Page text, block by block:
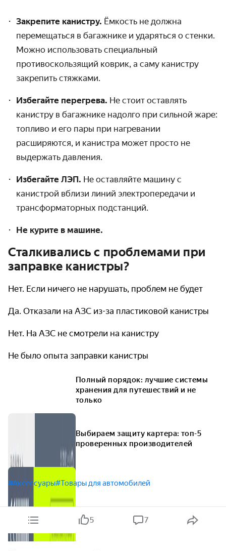
Закрепите канистру. Ёмкость не должна
перемещаться в багажнике и ударяться о стенки.
Можно использовать специальный
противоскользящий коврик, а саму канистру
закрепить стяжками.
Избегайте перегрева. Не стоит оставлять
канистру в багажнике надолго при сильной жаре:
топливо и его пары при нагревании
расширяются, и канистра может просто не
выдержать давления.
Избегайте ЛЭП. Не оставляйте машину с
канистрой вблизи линий электропередачи и
трансформаторных подстанций.
Не курите в машине.
Сталкивались с проблемами при
заправке канистры?
Нет. Если ничего не нарушать, проблем не будет
Да. Отказали на АЗС из-за пластиковой канистры
Нет. На АЗС не смотрели на канистру
Не было опыта заправки канистры
Полный порядок: лучшие системы
хранения для путешествий и не
только
Выбираем защиту картера: топ-5
проверенных производителей
#Аксессуары#Товары для автомобилей
5 7